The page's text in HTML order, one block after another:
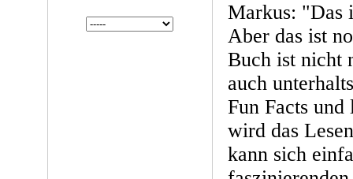
Markus: "Das
Aber das ist
Buch ist nicht
auch
Fun Facts
wird das
kann sich